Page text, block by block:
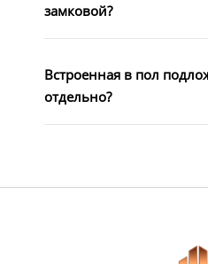
замковой?
Встроенная в пол
отдельно?